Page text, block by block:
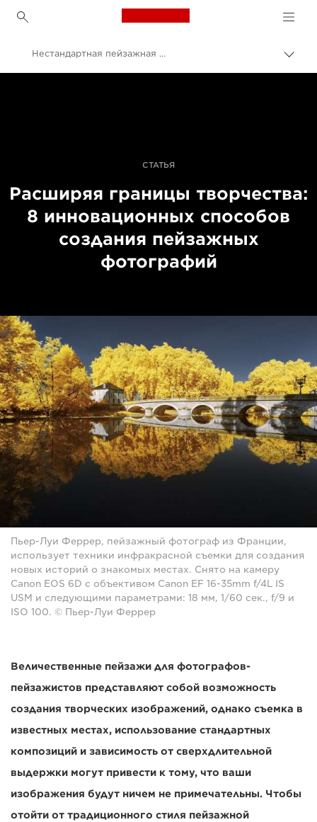
Canon Logo, back to
Нестандартная пейзажная фотография
СТАТЬЯ
Расширяя границы творчества:
8 инновационных способов
создания пейзажных
фотографий
Пьер-Луи Феррер, пейзажный фотограф из Франции,
использует техники инфракрасной съемки для создания
новых историй о знакомых местах. Снято на камеру
Canon EOS 6D с объективом Canon EF 16-35mm f/4L IS
USM и следующими параметрами: 18 мм, 1/60 сек., f/9 и
ISO 100. © Пьер-Луи Феррер
Величественные пейзажи для фотографов-
пейзажистов представляют собой возможность
создания творческих изображений, однако съемка в
известных местах, использование стандартных
композиций и зависимость от сверхдлительной
выдержки могут привести к тому, что ваши
изображения будут ничем не примечательны. Чтобы
отойти от традиционного стиля пейзажной